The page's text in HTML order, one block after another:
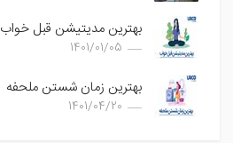
بهترین مدیتیشن قبل خواب
1401/01/05
بهترین زمان شستن ملحفه
1401/04/20